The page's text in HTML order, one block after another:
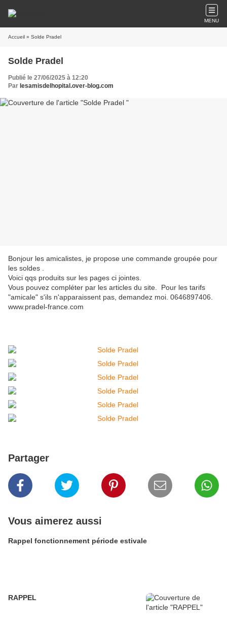
MENU
Accueil » Solde Pradel
Solde Pradel
Publié le 27/06/2025 à 12:20
Par lesamisdelhopital.over-blog.com
Bonjour les amicalistes, je propose une commande groupée pour
les soldes .
Voici qqs produits sur les pages ci jointes.
Vous pouvez compléter par les articles du site. Pour les tarifs
"amicale" s'ils n'apparaissent pas, demandez moi. 0646897406.
www.pradel-france.com
Partager
Vous aimerez aussi
Rappel fonctionnement période estivale
RAPPEL